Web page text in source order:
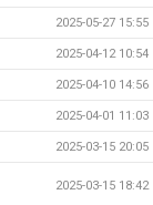
2025-05-27 15:55
2025-04-12 10:54
2025-04-10 14:56
2025-04-01 11:03
2025-03-15 20:05
2025-03-15 18:42